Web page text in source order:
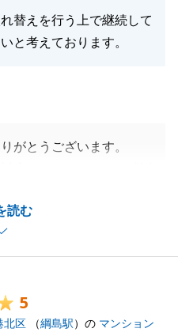
替えを行う上で継続して
と考えております。
読む
がとうございます。
いをさせていただいたこ
が、今では親近感を抱い
応をいただき感謝してお
5
北区 （綱島駅）の マンション